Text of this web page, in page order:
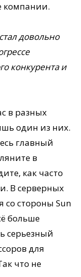
компании.
довольно
конкурента и
в разных
один из них.
главный
в
как часто
В серверных
со стороны Sun
больше
серьезный
для
что не